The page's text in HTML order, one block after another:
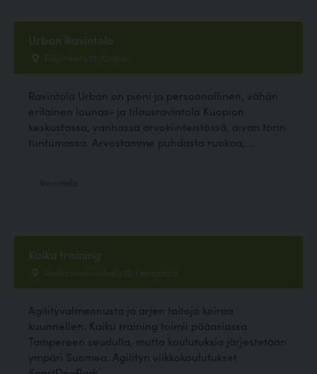
Urban Ravintola
Puijonkatu 15, Kuopio
Ravintola Urban on pieni ja persoonallinen, vähän
erilainen lounas- ja tilausravintola Kuopion
keskustassa, vanhassa arvokiinteistössä, aivan torin
tuntumassa. Arvostamme puhdasta ruokaa,...
Kaiku training
Ruokosmetsänkatu 12, Lempäälä
Agilityvalmennusta ja arjen taitoja koiraa
kuunnellen. Kaiku training toimii pääasiassa
Tampereen seudulla, mutta koulutuksia järjestetään
ympäri Suomea. Agilityn viikkokoulutukset